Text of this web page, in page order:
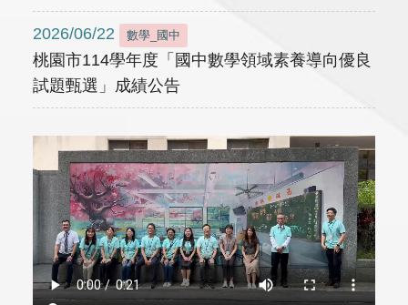
2026/06/22 數學_國中
桃園市114學年度「國中數學領域素養導向優良
試題甄選」成績公告